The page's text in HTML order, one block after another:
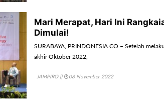
Mari Merapat, Hari Ini
Dimulai!
SURABAYA, PRINDONESIA.CO – Setelah
akhir Oktober 2022,
JAMPIRO|| 08 November 2022